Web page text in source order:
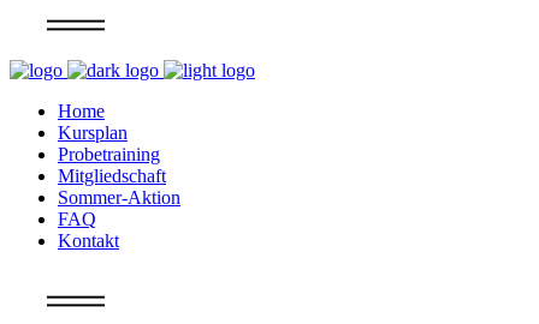
Home
Kursplan
Probetraining
Mitgliedschaft
Sommer-Aktion
FAQ
Kontakt